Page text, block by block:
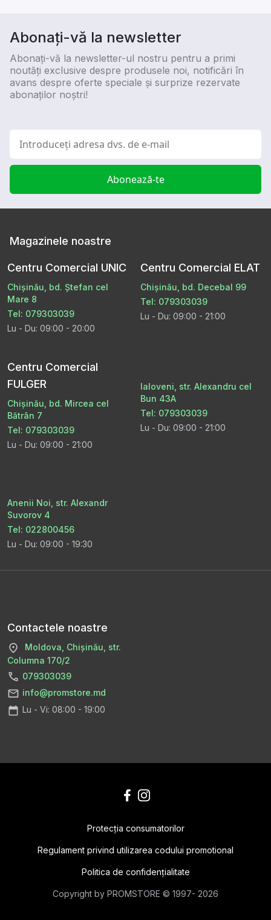
Abonați-vă la newsletter
Abonați-vă la newsletter-ul nostru pentru a primi
noutăți exclusive despre produsele noi, notificări în
avans despre oferte speciale și surprize rezervate
abonaților noștri!
Abonează-te
Magazinele noastre
Centru Comercial UNIC
Chișinău, bd. Ștefan cel
Mare 8
Tel: 079303039
Lu - Du: 09:00 - 20:00
Centru Comercial ELAT
Chișinău, bd. Decebal 99
Tel: 079303039
Lu - Du: 09:00 - 21:00
Centru Comercial
FULGER
Chișinău, bd. Mircea cel
Bătrân 7
Tel: 079303039
Lu - Du: 09:00 - 21:00
Ialoveni, str. Alexandru cel
Bun 43A
Tel: 079303039
Lu - Du: 09:00 - 21:00
Anenii Noi, str. Alexandr
Suvorov 4
Tel: 022800456
Lu - Du: 09:00 - 19:30
Contactele noastre
Moldova, Chișinău, str.
Columna 170/2
079303039
info@promstore.md
Lu - Vi: 08:00 - 19:00
Protecţia consumatorilor
Regulament privind utilizarea codului promotional
Politica de confidențialitate
Сopyright by PROMSTORE © 1997- 2026